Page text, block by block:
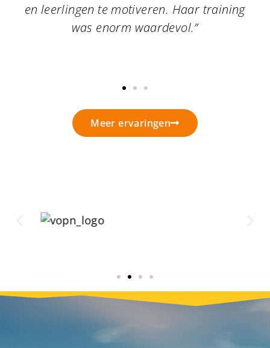
en leerlingen te motiveren. Haar training
was enorm waardevol.”
Meer ervaringen